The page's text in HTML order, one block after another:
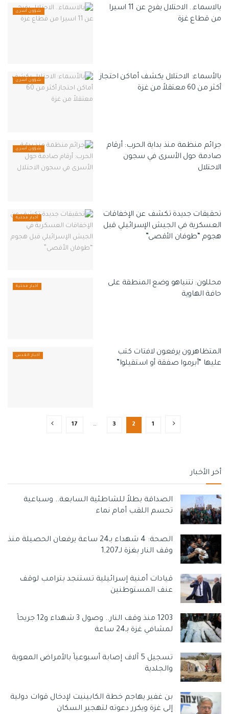
شؤون أسرى
بالاسماء.. الاحتلال يفرج عن 11 اسيرا
من قطاع غزة
شؤون أسرى
بالأسماء: الاحتلال يكشف أماكن احتجاز
أكثر من 60 معتقلاً من غزة
شؤون أسرى
جرائم منظمة منذ بداية الحرب: أرقام
صادمة حول الأسرى في سجون
الاحتلال
أخبار محلية
تحقيقات جديدة تكشف عن الإخفاقات
العسكرية في الجيش الإسرائيلي قبل
هجوم “طوفان الأقصى”
أخبار محلية
محللون: نتنياهو وضع المنطقة على
حافة الهاوية
أخبار القدس
المتظاهرون يرفعون لافتات كتب
عليها “أبرموا صفقة أو استقيلوا”
1
2
3
…
17
أخر الأخبار
الصداقة بطلاً للشاطئية السابعة.. وسباعية
تحسم اللقب أمام نماء
الصحة: 4 شهداء بـ24 ساعة يرفعان الحصيلة منذ
وقف النار بغزة لـ1,207
قيادات أمنية إسرائيلية تستنجد بترامب لوقف
عنف المستوطنين
1203 منذ وقف النار.. وصول 3 شهداء و12 جريحاً
لمشافي غزة بـ24 ساعة
تسجيل 5 آلاف إصابة أسبوعياً بالأمراض المعوية
والجلدية
بن غفير يهاجم خطة الكابينيت لإدخال قوات دولية
إلى غزة ويكرر دعوته لتهجير السكان